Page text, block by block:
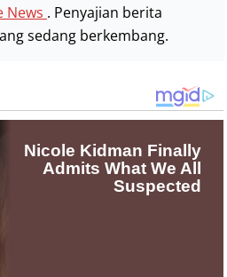
News . Penyajian berita
sedang berkembang.